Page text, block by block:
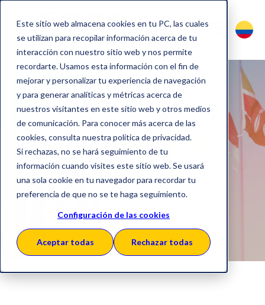
Este sitio web almacena cookies en tu PC, las cuales
se utilizan para recopilar información acerca de tu
interacción con nuestro sitio web y nos permite
recordarte. Usamos esta información con el fin de
mejorar y personalizar tu experiencia de navegación
y para generar analíticas y métricas acerca de
nuestros visitantes en este sitio web y otros medios
de comunicación. Para conocer más acerca de las
cookies, consulta nuestra política de privacidad.
Si rechazas, no se hará seguimiento de tu
información cuando visites este sitio web. Se usará
una sola cookie en tu navegador para recordar tu
preferencia de que no se te haga seguimiento.
Configuración de las cookies
Aceptar todas Rechazar todas
Política del
Sistema de
Gestión